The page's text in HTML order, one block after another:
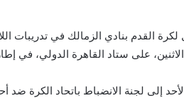
القدم بنادي الزمالك في تدريبات
على ستاد القاهرة الدولي، في
إلى لجنة الانضباط باتحاد الكرة